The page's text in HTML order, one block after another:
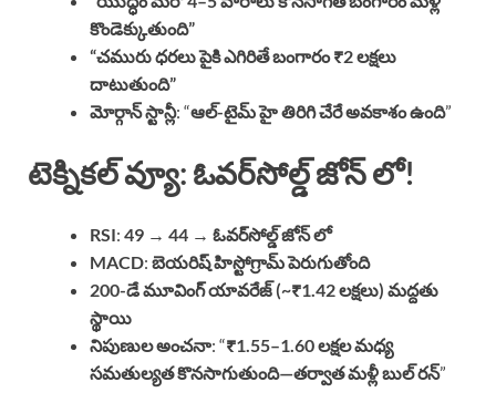
కొండెక్కుతుంది”
“చమురు ధరలు పైకి ఎగిరితే బంగారం ₹2 లక్షలు
దాటుతుంది”
మోర్గాన్ స్టాన్లీ: “ఆల్-టైమ్ హై తిరిగి చేరే అవకాశం ఉంది”
టెక్నికల్ వ్యూ: ఓవర్‌సోల్డ్ జోన్ లో!
RSI: 49 → 44 → ఓవర్‌సోల్డ్ జోన్ లో
MACD: బెయరిష్ హిస్టోగ్రామ్ పెరుగుతోంది
200-డే మూవింగ్ యావరేజ్ (~₹1.42 లక్షలు) మద్దతు
స్థాయి
నిపుణుల అంచనా: “₹1.55–1.60 లక్షల మధ్య
సమతుల్యత కొనసాగుతుంది—తర్వాత మళ్లీ బుల్ రన్”